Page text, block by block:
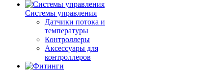
Системы управления
Датчики потока и
температуры
Контроллеры
Аксессуары для
контроллеров